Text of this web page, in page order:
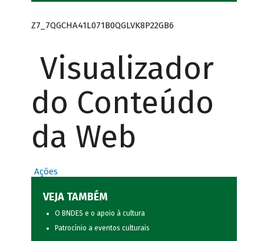
Z7_7QGCHA41L071B0QGLVK8P22GB6
Visualizador
do Conteúdo
da Web
Ações
VEJA TAMBÉM
O BNDES e o apoio à cultura
Patrocínio a eventos culturais